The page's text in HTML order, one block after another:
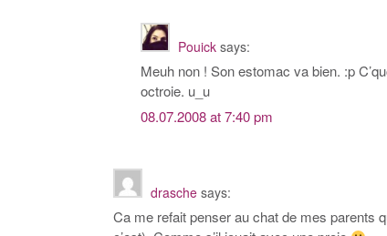
Pouick says:
Meuh non ! Son estomac va bien. :p
octroie. u_u
08.07.2008 at 7:40 pm
drasche says:
Ca me refait penser au chat de mes parents